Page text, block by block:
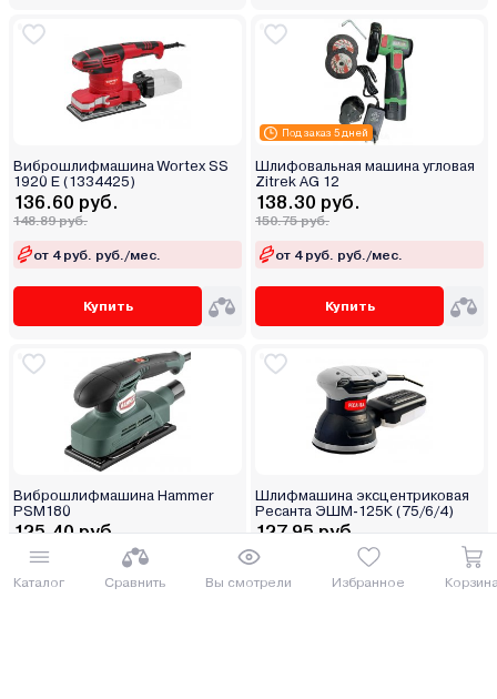
Каталог Сравнить Вы смотрели Избранное
Виброшлифмашина Wortex SS
1920 E (1334425)
136.60 руб.
148.89 руб.
от 4 руб. руб./мес.
Купить
Под заказ 5 дней
Шлифовальная машина угловая
Zitrek AG 12
138.30 руб.
150.75 руб.
от 4 руб. руб./мес.
Купить
Виброшлифмашина Hammer
PSM180
125.40 руб.
136.69 руб.
от 4 руб. руб./мес.
Шлифмашина эксцентриковая
Ресанта ЭШМ-125К (75/6/4)
127.95 руб.
139.47 руб.
от 4 руб. руб./мес.